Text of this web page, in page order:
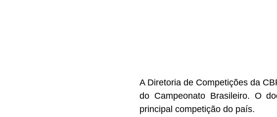
A Diretoria de Competições da
do Campeonato Brasileiro. O
principal competição do país.